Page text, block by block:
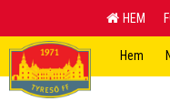
HEM
Hem